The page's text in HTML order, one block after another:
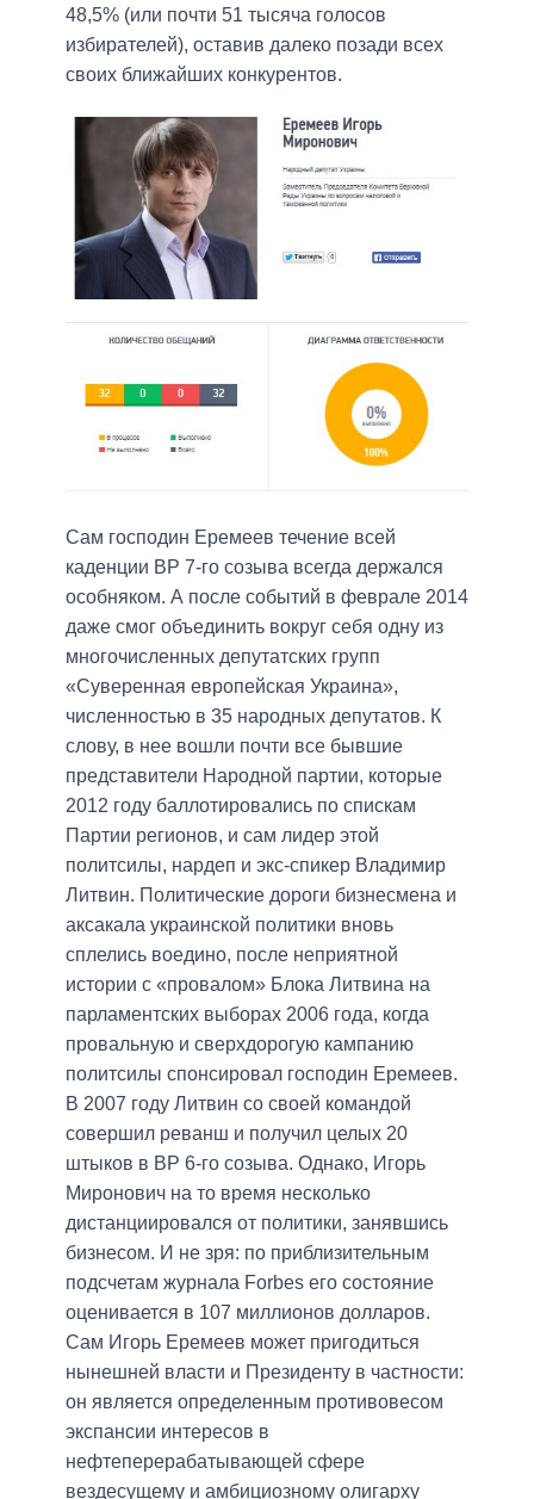
48,5% (или почти 51 тысяча голосов
избирателей), оставив далеко позади всех
своих ближайших конкурентов.
Сам господин Еремеев течение всей
каденции ВР 7-го созыва всегда держался
особняком. А после событий в феврале 2014
даже смог объединить вокруг себя одну из
многочисленных депутатских групп
«Суверенная европейская Украина»,
численностью в 35 народных депутатов. К
слову, в нее вошли почти все бывшие
представители Народной партии, которые
2012 году баллотировались по спискам
Партии регионов, и сам лидер этой
политсилы, нардеп и экс-спикер Владимир
Литвин. Политические дороги бизнесмена и
аксакала украинской политики вновь
сплелись воедино, после неприятной
истории с «провалом» Блока Литвина на
парламентских выборах 2006 года, когда
провальную и сверхдорогую кампанию
политсилы спонсировал господин Еремеев.
В 2007 году Литвин со своей командой
совершил реванш и получил целых 20
штыков в ВР 6-го созыва. Однако, Игорь
Миронович на то время несколько
дистанциировался от политики, занявшись
бизнесом. И не зря: по приблизительным
подсчетам журнала Forbes его состояние
оценивается в 107 миллионов долларов.
Сам Игорь Еремеев может пригодиться
нынешней власти и Президенту в частности:
он является определенным противовесом
экспансии интересов в
нефтеперерабатывающей сфере
вездесущему и амбициозному олигарху